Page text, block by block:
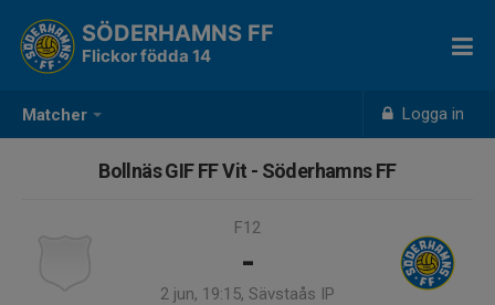
Matcher Logga in
SÖDERHAMNS FF
Flickor födda 14
Bollnäs GIF FF Vit - Söderhamns FF
F12
-
2 jun, 19:15, Sävstaås IP